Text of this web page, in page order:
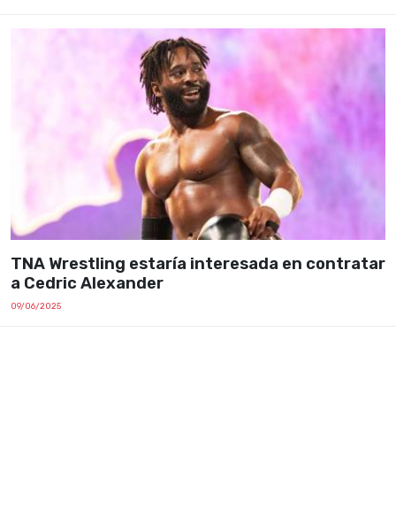
TNA Wrestling estaría interesada en contratar
a Cedric Alexander
09/06/2025